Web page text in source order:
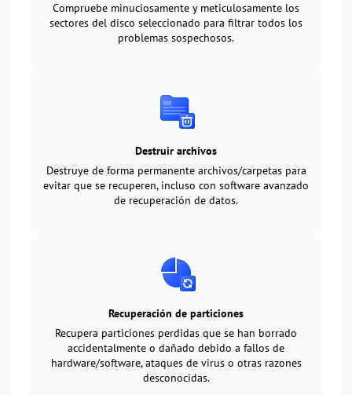
Compruebe minuciosamente y meticulosamente los
sectores del disco seleccionado para filtrar todos los
problemas sospechosos.
Destruir archivos
Destruye de forma permanente archivos/carpetas para
evitar que se recuperen, incluso con software avanzado
de recuperación de datos.
Recuperación de particiones
Recupera particiones perdidas que se han borrado
accidentalmente o dañado debido a fallos de
hardware/software, ataques de virus o otras razones
desconocidas.